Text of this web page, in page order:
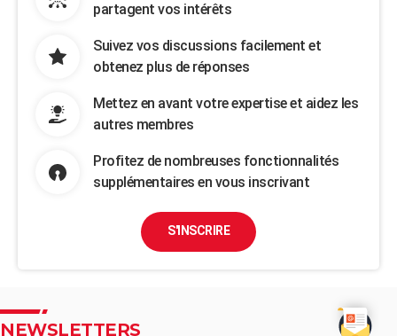
partagent vos intérêts
Suivez vos discussions facilement et
obtenez plus de réponses
Mettez en avant votre expertise et aidez les
autres membres
Profitez de nombreuses fonctionnalités
supplémentaires en vous inscrivant
S'INSCRIRE
NEWSLETTERS